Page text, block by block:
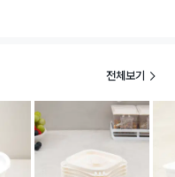
전체보기